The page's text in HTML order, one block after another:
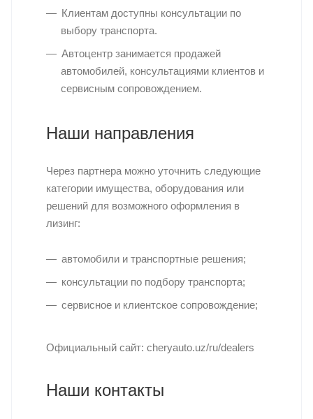
Клиентам доступны консультации по
выбору транспорта.
Автоцентр занимается продажей
автомобилей, консультациями клиентов и
сервисным сопровождением.
Наши направления
Через партнера можно уточнить следующие
категории имущества, оборудования или
решений для возможного оформления в
лизинг:
автомобили и транспортные решения;
консультации по подбору транспорта;
сервисное и клиентское сопровождение;
Официальный сайт: cheryauto.uz/ru/dealers
Наши контакты